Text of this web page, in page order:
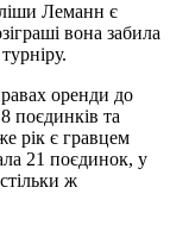
Леманн є
вона забила
оренди до
поєдинків та
рік є гравцем
21 поєдинок, у
ж